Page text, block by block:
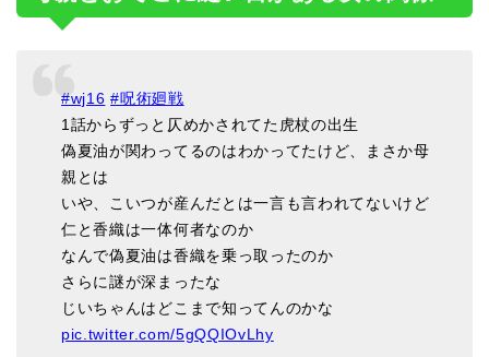
#wj16 #呪術廻戦
1話からずっと仄めかされてた虎杖の出生
偽夏油が関わってるのはわかってたけど、まさか母
親とは
いや、こいつが産んだとは一言も言われてないけど
仁と香織は一体何者なのか
なんで偽夏油は香織を乗っ取ったのか
さらに謎が深まったな
じいちゃんはどこまで知ってんのかな
pic.twitter.com/5gQQIOvLhy